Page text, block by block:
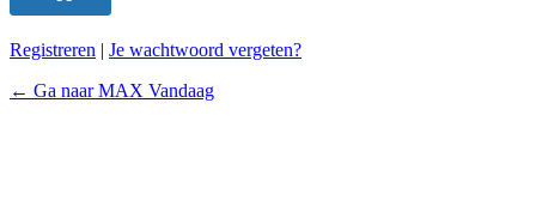
Registreren | Je wachtwoord vergeten?
← Ga naar MAX Vandaag